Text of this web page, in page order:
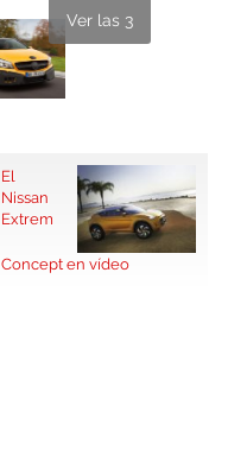
Ver las 3
El
Nissan
Extrem
Concept en vídeo